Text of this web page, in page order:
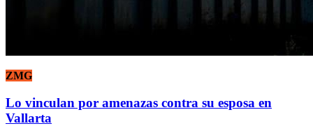
ZMG
Lo vinculan por amenazas contra su esposa en
Vallarta